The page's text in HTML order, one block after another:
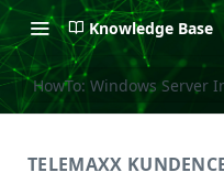
Knowledge Base
HowTo: Windows Server
TELEMAXX